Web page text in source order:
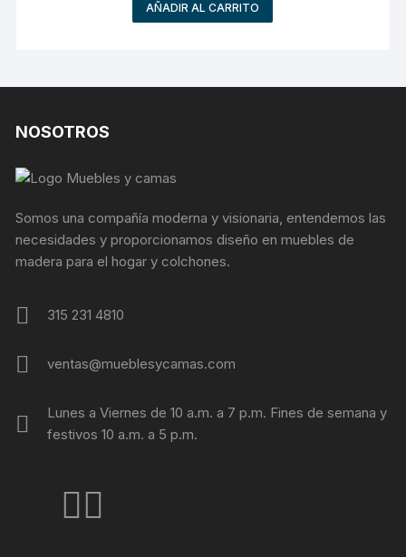
AÑADIR AL CARRITO
NOSOTROS
Somos una compañía moderna y visionaria, entendemos las
necesidades y proporcionamos diseño en muebles de
madera para el hogar y colchones.
315 231 4810
ventas@mueblesycamas.com
Lunes a Viernes de 10 a.m. a 7 p.m. Fines de semana y
festivos 10 a.m. a 5 p.m.